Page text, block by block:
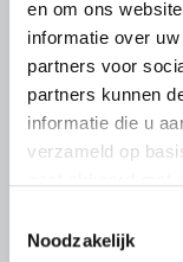
en om ons
informatie over
partners voor
partners kunnen
informatie die u
verzameld op
Noodzakelijk
BELANGRIJKE
6 AUGUSTUS 2026
LTO sluit
dreigende
ZLTO, LLTB,
leden op om op